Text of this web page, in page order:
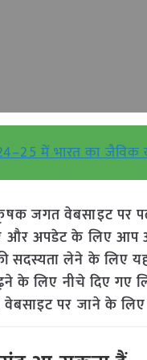
में भारत का जैविक
जगत वेबसाइट पर
और अपडेट के लिए
सदस्यता लेने के लिए
के लिए नीचे दिए गए
पर जाने के